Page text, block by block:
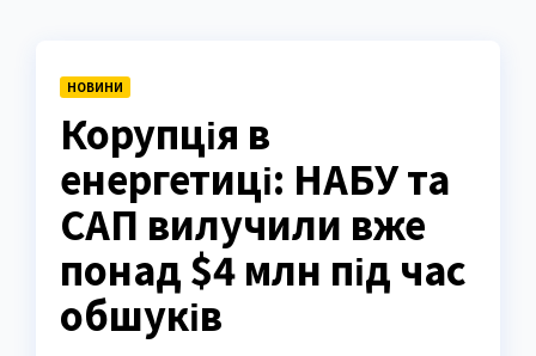
НОВИНИ
Корупція в
енергетиці: НАБУ та
САП вилучили вже
понад $4 млн під час
обшуків